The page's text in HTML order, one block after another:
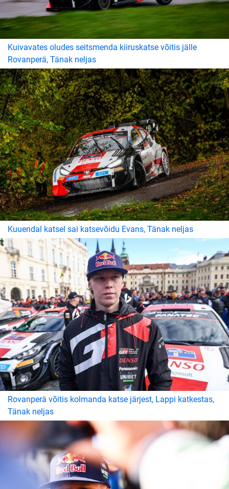
Kuivavates oludes seitsmenda kiiruskatse võitis jälle
Rovanperä, Tänak neljas
Kuuendal katsel sai katsevõidu Evans, Tänak neljas
Rovanperä võitis kolmanda katse järjest, Lappi katkestas,
Tänak neljas